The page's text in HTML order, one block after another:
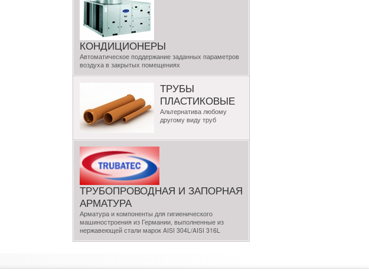
КОНДИЦИОНЕРЫ
Автоматическое поддержание заданных параметров
воздуха в закрытых помещениях
ТРУБЫ
ПЛАСТИКОВЫЕ
Альтернатива любому
другому виду труб
ТРУБОПРОВОДНАЯ И ЗАПОРНАЯ
АРМАТУРА
Арматура и компоненты для гигиенического
машиностроения из Германии, выполненные из
нержавеющей стали марок AISI 304L/AISI 316L